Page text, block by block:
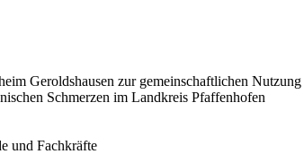
Geroldshausen zur gemeinschaftlichen Nutzung
Schmerzen im Landkreis Pfaffenhofen
und Fachkräfte